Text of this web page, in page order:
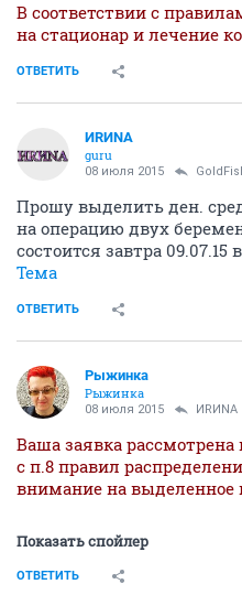
В соответствии с
на стационар и лечение
ОТВЕТИТЬ
ИRИNА
guru
08 июля 2015
Прошу выделить ден.
на операцию двух
состоится завтра
Тема
ОТВЕТИТЬ
Рыжинка
Рыжинка
08 июля 2015 ИRИNА
Ваша заявка рассмотрена
с п.8 правил
внимание на
Показать спойлер
ОТВЕТИТЬ